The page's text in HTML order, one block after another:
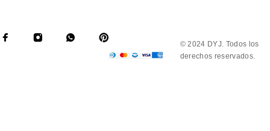
© 2024 DYJ. Todos los
derechos reservados.